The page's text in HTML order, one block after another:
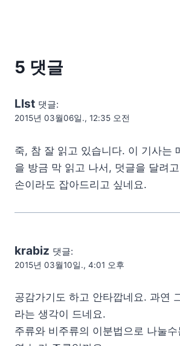
5 댓글
Llst 댓글:
2015년 03월06일., 12:35 오전
죽, 참 잘 읽고 있습니다. 이 기사는
을 방금 막 읽고 나서, 덧글을 달려
손이라도 잡아드리고 싶네요.
krabiz 댓글:
2015년 03월10일., 4:01 오후
공감가기도 하고 안타깝네요. 과연
라는 생각이 드네요.
주류와 비주류의 이분법으로 나눌